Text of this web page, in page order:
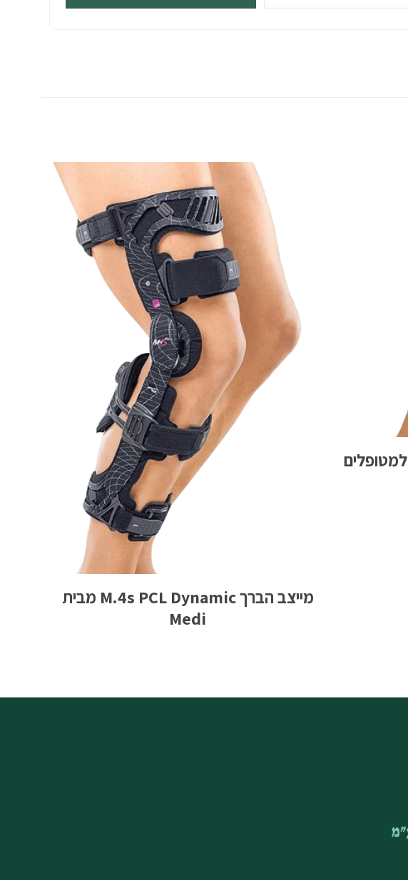
מקבע הברך Immob Splint 0° למטופלים
מייצב הברך M.4s PCL Dynamic מבית
Medi